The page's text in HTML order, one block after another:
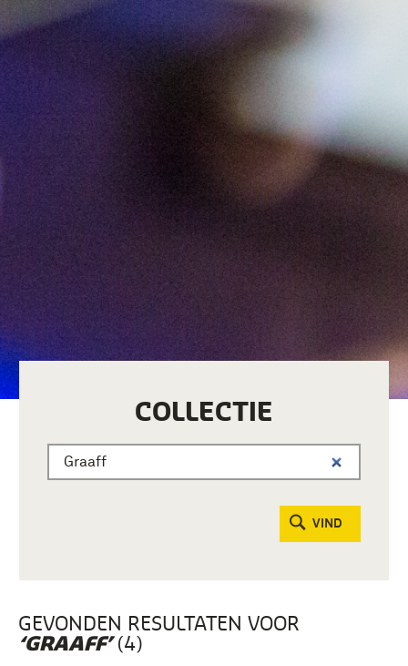
COLLECTIE
VIND
GEVONDEN RESULTATEN VOOR
‘GRAAFF’(4)